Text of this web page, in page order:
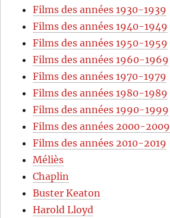
Films des années 1930-1939
Films des années 1940-1949
Films des années 1950-1959
Films des années 1960-1969
Films des années 1970-1979
Films des années 1980-1989
Films des années 1990-1999
Films des années 2000-2009
Films des années 2010-2019
Méliès
Chaplin
Buster Keaton
Harold Lloyd